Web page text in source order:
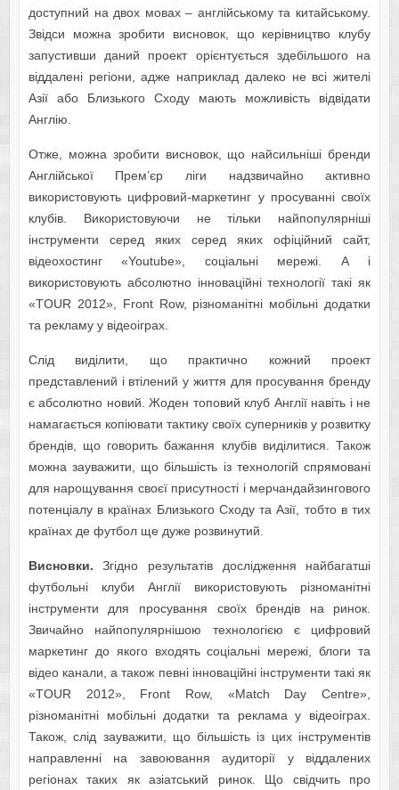
доступний на двох мовах – англійському та китайському.
Звідси можна зробити висновок, що керівництво клубу
запустивши даний проект орієнтується здебільшого на
віддалені регіони, адже наприклад далеко не всі жителі
Азії або Близького Сходу мають можливість відвідати
Англію.
Отже, можна зробити висновок, що найсильніші бренди
Англійської Прем’єр ліги надзвичайно активно
використовують цифровий-маркетинг у просуванні своїх
клубів. Використовуючи не тільки найпопулярніші
інструменти серед яких серед яких офіційний сайт,
відеохостинг «Youtube», соціальні мережі. А і
використовують абсолютно інноваційні технології такі як
«TOUR 2012», Front Row, різноманітні мобільні додатки
та рекламу у відеоіграх.
Слід виділити, що практично кожний проект
представлений і втілений у життя для просування бренду
є абсолютно новий. Жоден топовий клуб Англії навіть і не
намагається копіювати тактику своїх суперників у розвитку
брендів, що говорить бажання клубів виділитися. Також
можна зауважити, що більшість із технологій спрямовані
для нарощування своєї присутності і мерчандайзингового
потенціалу в країнах Близького Сходу та Азії, тобто в тих
країнах де футбол ще дуже розвинутий.
Висновки.Згідно результатів дослідження найбагатші
футбольні клуби Англії використовують різноманітні
інструменти для просування своїх брендів на ринок.
Звичайно найпопулярнішою технологією є цифровий
маркетинг до якого входять соціальні мережі, блоги та
відео канали, а також певні інноваційні інструменти такі як
«TOUR 2012», Front Row, «Match Day Centre»,
різноманітні мобільні додатки та реклама у відеоіграх.
Також, слід зауважити, що більшість із цих інструментів
направленні на завоювання аудиторії у віддалених
регіонах таких як азіатський ринок. Що свідчить про